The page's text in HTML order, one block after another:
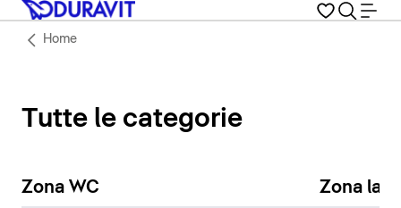
Home
Tutte le categorie
Zona WC Zona